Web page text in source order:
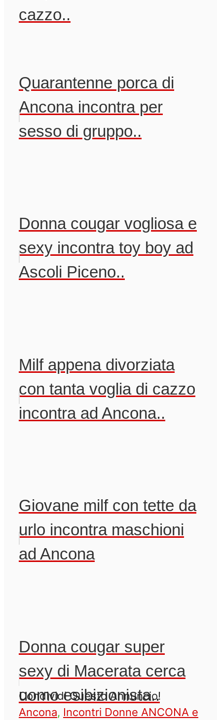
cazzo..
Quarantenne porca di
Ancona incontra per
sesso di gruppo..
Donna cougar vogliosa e
sexy incontra toy boy ad
Ascoli Piceno..
Milf appena divorziata
con tanta voglia di cazzo
incontra ad Ancona..
Giovane milf con tette da
urlo incontra maschioni
ad Ancona
Donna cougar super
sexy di Macerata cerca
uomo esibizionista..
Condividi Questo Annuncio!
Categorie
Ancona, Incontri Donne ANCONA e